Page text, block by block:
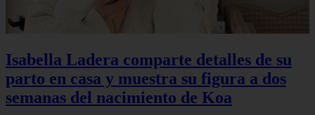
Isabella Ladera comparte detalles de su
parto en casa y muestra su figura a dos
semanas del nacimiento de Koa